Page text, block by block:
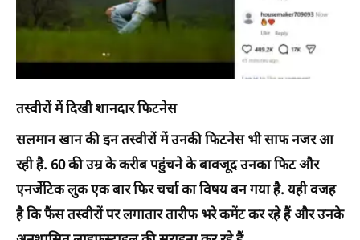
तस्वीरों में दिखी शानदार फिटनेस
सलमान खान की इन तस्वीरों में उनकी फिटनेस भी साफ नजर आ
रही है. 60 की उम्र के करीब पहुंचने के बावजूद उनका फिट और
एनर्जेटिक लुक एक बार फिर चर्चा का विषय बन गया है. यही वजह
है कि फैंस तस्वीरों पर लगातार तारीफ भरे कमेंट कर रहे हैं और उनके